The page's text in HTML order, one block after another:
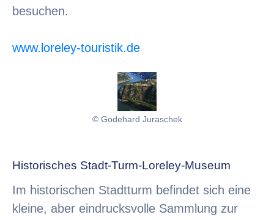
besuchen.
www.loreley-touristik.de
© Godehard Juraschek
Historisches Stadt-Turm-Loreley-Museum
Im historischen Stadtturm befindet sich eine
kleine, aber eindrucksvolle Sammlung zur